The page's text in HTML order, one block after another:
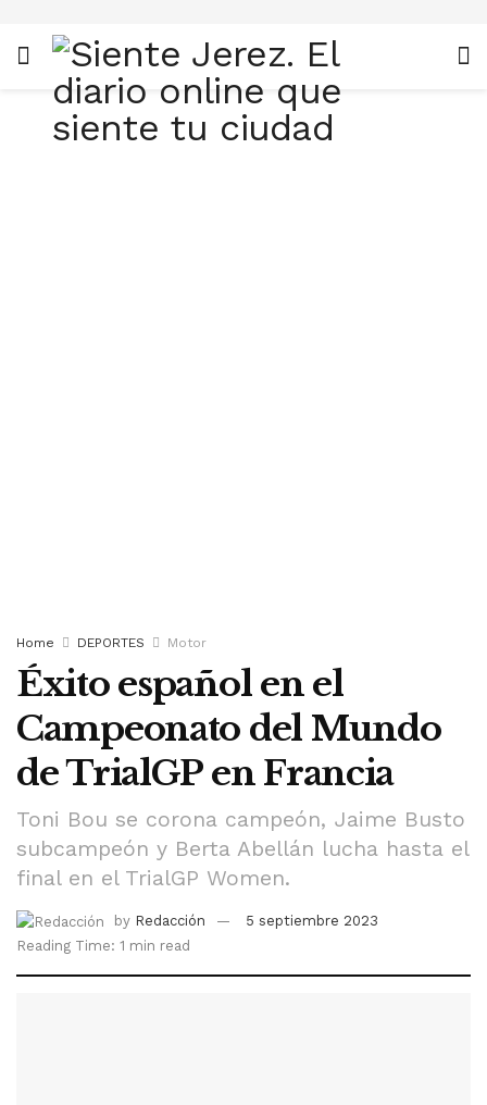
Home DEPORTES Motor
Éxito español en el
Campeonato del Mundo
de TrialGP en Francia
Toni Bou se corona campeón, Jaime Busto
subcampeón y Berta Abellán lucha hasta el
final en el TrialGP Women.
by Redacción
5 septiembre 2023
Reading Time: 1 min read